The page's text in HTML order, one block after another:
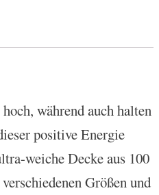
während auch halten
positive Energie
weiche Decke aus 100
Größen und